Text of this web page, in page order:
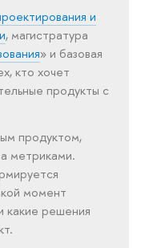
и
, магистратура
» и базовая
кто хочет
продукты с
продуктом,
метриками.
момент
какие решения